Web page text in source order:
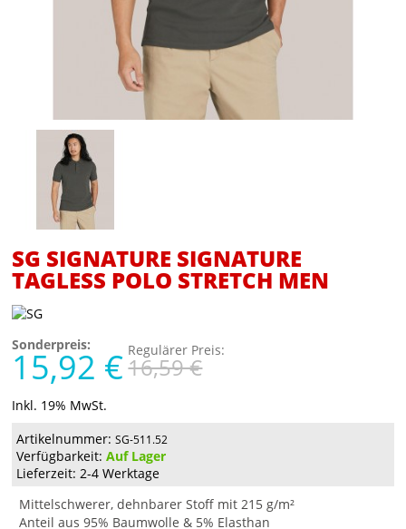
SG SIGNATURE SIGNATURE
TAGLESS POLO STRETCH MEN
Sonderpreis:
15,92 € Regulärer Preis:
16,59 €
Inkl. 19% MwSt.
Artikelnummer: SG-511.52
Verfügbarkeit:Auf Lager
Lieferzeit: 2-4 Werktage
Mittelschwerer, dehnbarer Stoff mit 215 g/m²
Anteil aus 95% Baumwolle & 5% Elasthan